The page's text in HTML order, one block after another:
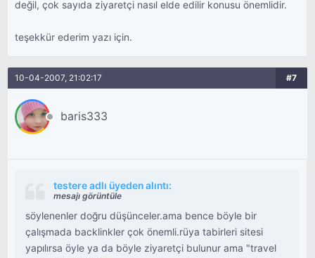
değil, çok sayıda ziyaretçi nasıl elde edilir konusu önemlidir.
teşekkür ederim yazı için.
10-04-2007, 21:02:17 #7
baris333
testere adlı üyeden alıntı:
mesajı görüntüle
söylenenler doğru düşünceler.ama bence böyle bir
çalışmada backlinkler çok önemli.rüya tabirleri sitesi
yapılırsa öyle ya da böyle ziyaretçi bulunur ama "travel